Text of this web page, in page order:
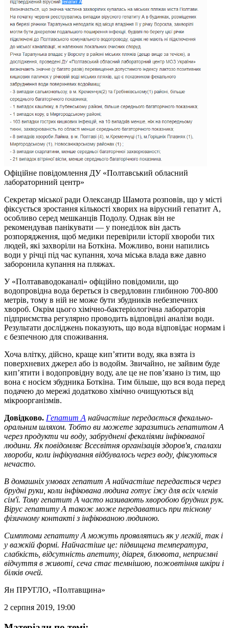
Офіційне повідомлення ДУ «Полтавський обласний
лабораторнний центр»
Секретар міської ради Олександр Шамота розповів, що у місті
фіксується зростання кількості хворих на вірусний гепатит А,
особливо серед мешканців Подолу. Однак він не
рекомендував панікувати — у понеділок він дасть
розпорядження, щоб медики перевірили історії хвороби тих
людей, які захворіли на Боткіна. Можливо, вони напились
води у річці під час купання, хоча міська влада вже давно
заборонила купання на пляжах.
У «Полтававодоканалі» офіційно повідомили, що
водопровідна вода береться із свердловин глибиною 700-800
метрів, тому в ній не може бути збудників небезпечних
хвороб. Окрім цього хімічно-бактеріологічна лабораторія
підприємства регулярно проводить відповідні аналізи води.
Результати досліджень показують, що вода відповідає нормам і
є безпечною для споживання.
Хоча влітку, дійсно, краще кип’ятити воду, яка взята із
поверхневих джерел або із водойм. Звичайно, не зайвим буде
кип’ятити і водопровідну воду, але це не пов’язано із тим, що
вона є носієм збудника Боткіна. Тим більше, що вся вода перед
подачею до мережі додатково хімічно очищуються від
мікроорганізмів.
Довідково. Гепатит А найчастіше передається фекально-
оральним шляхом. Тобто ви можете заразитись гепатитом А
через продукти чи воду, забруднені фекаліями інфікованої
людини. Як повідомляє Всесвітня організація здоров'я, спалахи
хвороби, коли інфікування відбувалось через воду, фіксуються
нечасто.
В домашніх умовах гепатит А найчастіше передається через
брудні руки, коли інфікована людина готує їжу для всіх членів
сім'ї. Тому гепатит А часто називають хворобою брудних рук.
Вірус гепатиту А також може передаватись при тісному
фізичному контакті з інфікованою людиною.
Симптоми гепатиту А можуть проявлятись як у легкій, так і
у важкій формі. Найчастіше це: підвищена температура,
слабкість, відсутність апетиту, діарея, блювота, неприємні
відчуття в животі, сеча стає темнішою, пожовтіння шкіри і
білків очей.
Ян ПРУГЛО, «Полтавщина»
2 серпня 2019, 19:00